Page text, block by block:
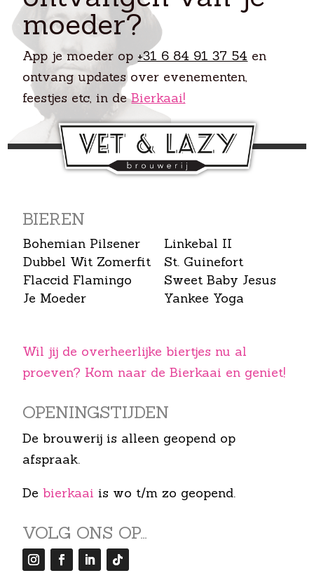
moeder?
App je moeder op +31 6 84 91 37 54 en
ontvang updates over evenementen,
feestjes etc, in deBierkaai!
BIEREN
Bohemian Pilsener
Dubbel Wit Zomerfit
Flaccid Flamingo
Je Moeder
Linkebal II
St. Guinefort
Sweet Baby Jesus
Yankee Yoga
Wil jij de overheerlijke biertjes nu al
proeven? Kom naar de Bierkaai en geniet!
OPENINGS­TIJDEN
De brouwerij is alleen geopend op
afspraak.
Debierkaai is wo t/m zo geopend.
VOLG ONS OP…